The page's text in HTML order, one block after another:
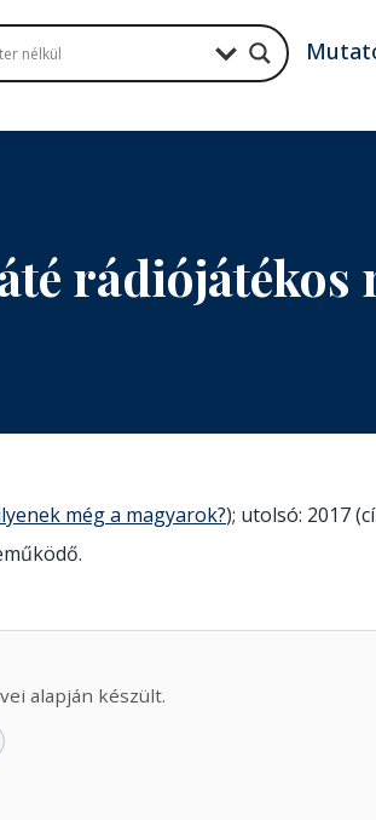
rádiójátékos
még a magyarok?); utolsó: 2017
alapján készült.